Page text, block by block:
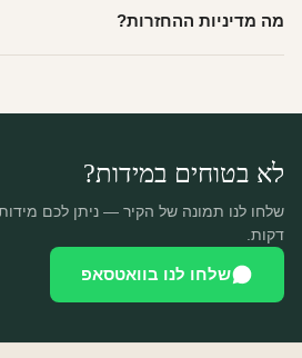
יוצאות באותו יום.
מה מדיניות ההחזרות?
לא בטוחים במידות?
שלחו לנו תמונה של הקיר — ניתן לכם מידות
דקות.
שלחו לנו בוואטסאפ